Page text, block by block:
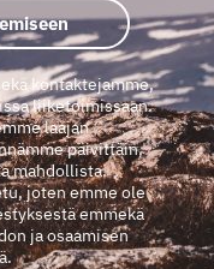
kontaktejamme,
liiketoimissaan.
laajan
päivittäin,
mahdollista.
joten emme ole
emmekä
ja osaamisen